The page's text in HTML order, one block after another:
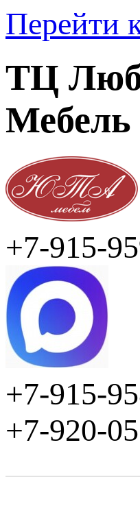
Перейти
ТЦ
Мебель
+7-915-
+7-915-
+7-920-